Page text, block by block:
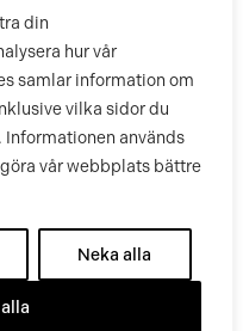
din
hur vår
samlar information om
vilka sidor du
Informationen används
vår webbplats bättre
Neka alla